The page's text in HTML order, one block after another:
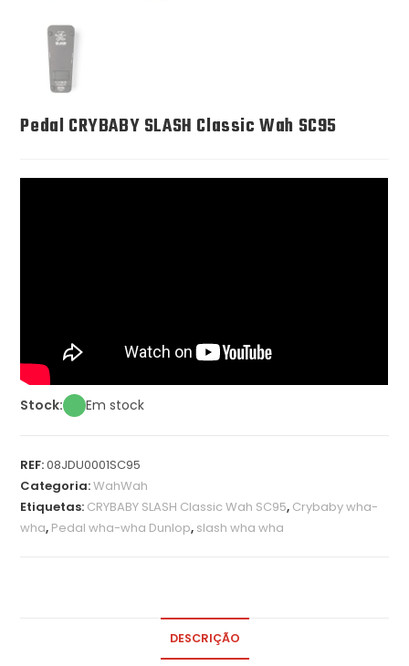
Pedal CRYBABY SLASH Classic Wah SC95
Stock: Em stock
REF:08JDU0001SC95
Categoria:WahWah
Etiquetas: CRYBABY SLASH Classic Wah SC95, Crybaby wha-
wha, Pedal wha-wha Dunlop, slash wha wha
DESCRIÇÃO